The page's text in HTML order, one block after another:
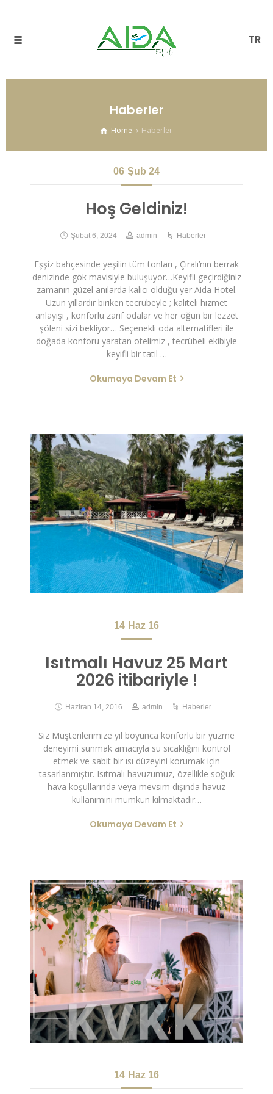
TR
Haberler
Home Haberler
06 Şub 24
Hoş Geldiniz!
Şubat 6, 2024 admin Haberler
Eşşiz bahçesinde yeşilin tüm tonları , Çıralı’nın berrak
denizinde gök mavisiyle buluşuyor…Keyifli geçirdiğiniz
zamanın güzel anılarda kalıcı olduğu yer Aida Hotel.
Uzun yıllardır biriken tecrübeyle ; kaliteli hizmet
anlayışı , konforlu zarif odalar ve her öğün bir lezzet
şöleni sizi bekliyor… Seçenekli oda alternatifleri ile
doğada konforu yaratan otelimiz , tecrübeli ekibiyle
keyifli bir tatil …
Okumaya Devam Et
14 Haz 16
Isıtmalı Havuz 25 Mart
2026 itibariyle !
Haziran 14, 2016 admin Haberler
Siz Müşterilerimize yıl boyunca konforlu bir yüzme
deneyimi sunmak amacıyla su sıcaklığını kontrol
etmek ve sabit bir ısı düzeyini korumak için
tasarlanmıştır. Isıtmalı havuzumuz, özellikle soğuk
hava koşullarında veya mevsim dışında havuz
kullanımını mümkün kılmaktadır…
Okumaya Devam Et
14 Haz 16